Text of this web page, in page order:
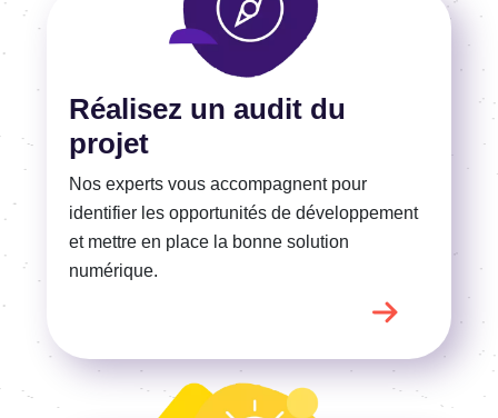
Réalisez un audit du
projet
Nos experts vous accompagnent pour
identifier les opportunités de développement
et mettre en place la bonne solution
numérique.
En savoir plus